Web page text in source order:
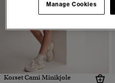
Korset Cami Minikjole
Manage Cookies